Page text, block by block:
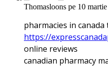
Thomasloons pe 10
pharmacies in
https://
online reviews
canadian pharmacy